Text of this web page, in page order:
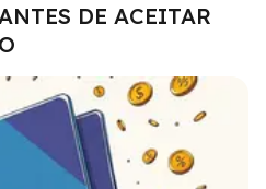
DE ACEITAR